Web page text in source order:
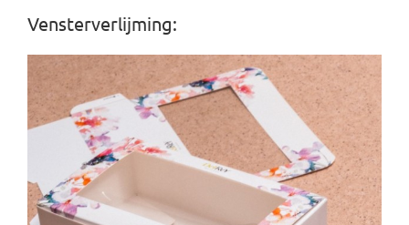
Vensterverlijming: